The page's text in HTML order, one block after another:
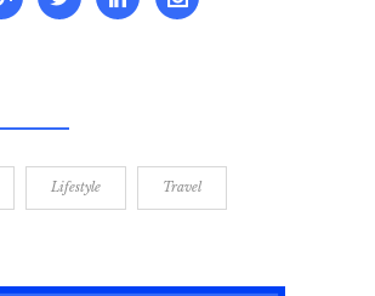
Lifestyle Travel